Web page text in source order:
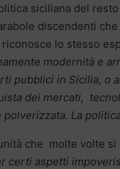
siciliana del
discendenti
lo stesso
modernità e
pubblici in Sicilia, o
dei mercati,
La
che molte volte
certi aspetti